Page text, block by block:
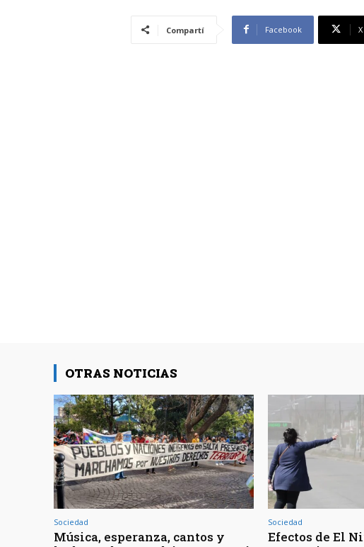
Compartí Facebook X
OTRAS NOTICIAS
Sociedad
Música, esperanza, cantos y
Sociedad
Efectos de El